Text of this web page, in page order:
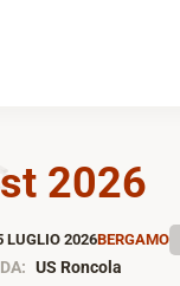
2026
LUGLIO 2026BERGAMO
US Roncola